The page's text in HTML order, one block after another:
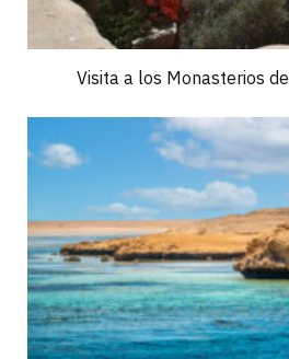
Visita a los Monasterios